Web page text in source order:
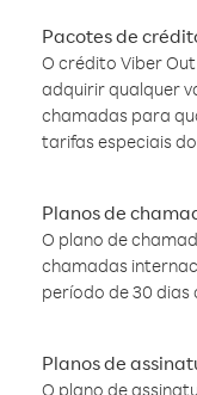
Pacotes de
O crédito Viber
adquirir qualquer
chamadas para
tarifas especiais
Planos de
O plano de
chamadas
período de 30 dias
Planos de
O plano de